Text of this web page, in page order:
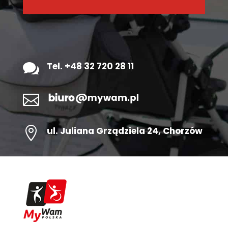
 Tel. +48 32 720 28 11

 ul.Juliana Grządziela 24, Chorzów